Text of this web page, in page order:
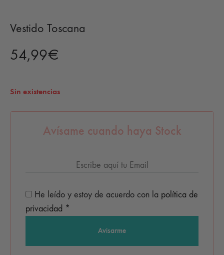
Vestido Toscana
54,99€
Sin existencias
Avísame cuando haya Stock
He leído y estoy de acuerdo con la política de
privacidad *